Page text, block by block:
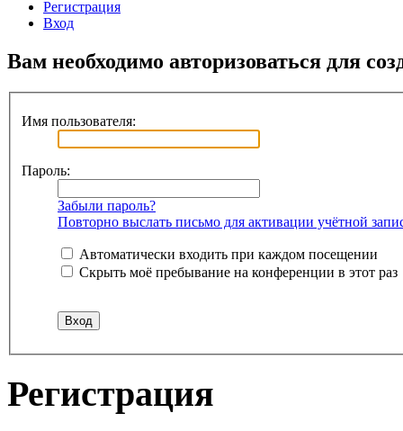
Регистрация
Вход
Вам необходимо авторизоваться для
Имя пользователя:
Пароль:
Забыли пароль?
Повторно выслать письмо для активации учётной
Автоматически входить при каждом посещении
Скрыть моё пребывание на конференции в этот раз
Регистрация